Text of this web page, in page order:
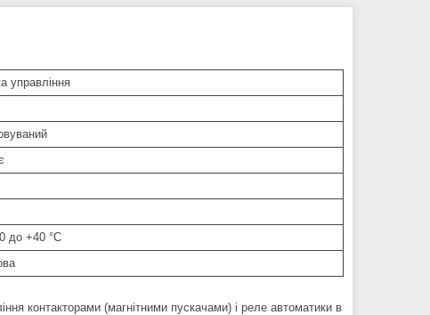
управління
до +40 °C
контакторами (магнітними пускачами) і реле автоматики в